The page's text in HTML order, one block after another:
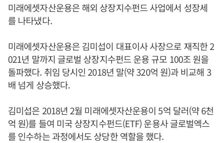
미래에셋자산운용은 해외 상장지수펀드 사업에서 성장세
를 나타냈다.
미래에셋자산운용은 김미섭이 대표이사 사장으로 재직한 2
021년 말까지 글로벌 상장지수펀드 운용 규모 100조 원을
돌파했다. 취임 당시인 2018년 말(약 320억 원)과 비교해 3
배 넘게 상승했다.
김미섭은 2018년 2월 미래에셋자산운용이 5억 달러(약 6천
억 원)를 들여 미국 상장지수펀드(ETF) 운용사 글로벌엑스
를 인수하는 과정에서도 상당한 역할을 했다.